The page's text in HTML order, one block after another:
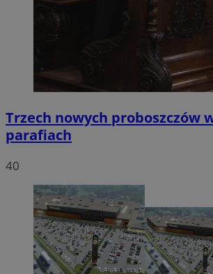
Trzech nowych proboszczów
parafiach
40